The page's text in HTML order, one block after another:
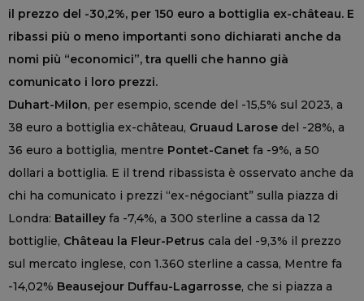
il prezzo del -30,2%, per 150 euro a bottiglia ex-château. E
ribassi più o meno importanti sono dichiarati anche da
nomi più “economici”, tra quelli che hanno già
comunicato i loro prezzi.
Duhart-Milon, per esempio, scende del -15,5% sul 2023, a
38 euro a bottiglia ex-château, Gruaud Larose del -28%, a
36 euro a bottiglia, mentre Pontet-Canet fa -9%, a 50
dollari a bottiglia. E il trend ribassista è osservato anche da
chi ha comunicato i prezzi “ex-négociant” sulla piazza di
Londra: Batailley fa -7,4%, a 300 sterline a cassa da 12
bottiglie, Château la Fleur-Petrus cala del -9,3% il prezzo
sul mercato inglese, con 1.360 sterline a cassa, Mentre fa
-14,02% Beausejour Duffau-Lagarrosse, che si piazza a